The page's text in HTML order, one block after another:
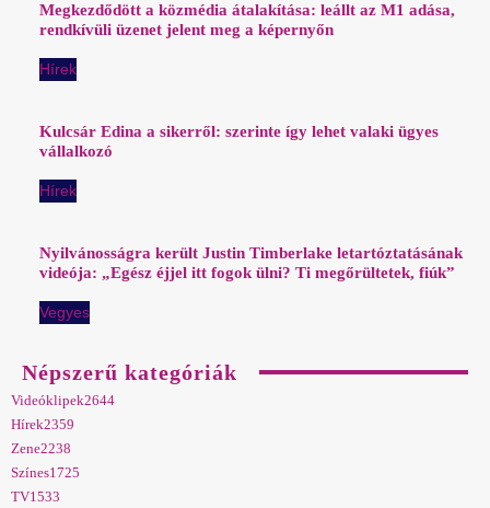
Megkezdődött a közmédia átalakítása: leállt az M1 adása,
rendkívüli üzenet jelent meg a képernyőn
Hírek
Kulcsár Edina a sikerről: szerinte így lehet valaki ügyes
vállalkozó
Hírek
Nyilvánosságra került Justin Timberlake letartóztatásának
videója: „Egész éjjel itt fogok ülni? Ti megőrültetek, fiúk”
Vegyes
Népszerű kategóriák
Videóklipek2644
Hírek2359
Zene2238
Színes1725
TV1533